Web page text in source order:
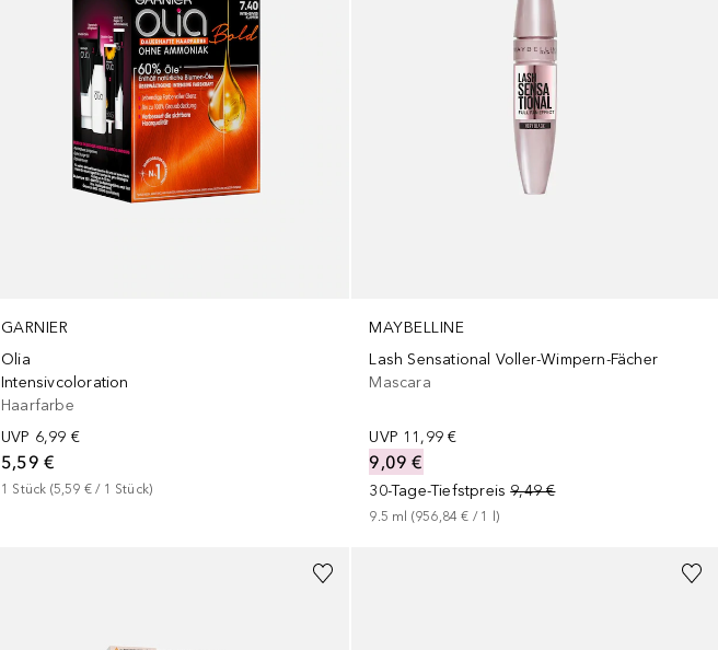
GARNIER
Olia
Intensivcoloration
Haarfarbe
UVP 6,99 €
5,59 €
1 Stück (5,59 € / 1 Stück)
MAYBELLINE
Lash Sensational Voller-Wimpern-Fächer
Mascara
UVP 11,99 €
9,09 €
30-Tage-Tiefstpreis 9,49 €
9.5 ml (956,84 € / 1 )